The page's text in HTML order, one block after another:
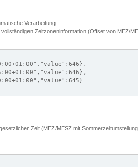
Verarbeitung
vollständigen Zeitzoneninformation (Offset von MEZ/
Zeit (MEZ/MESZ mit